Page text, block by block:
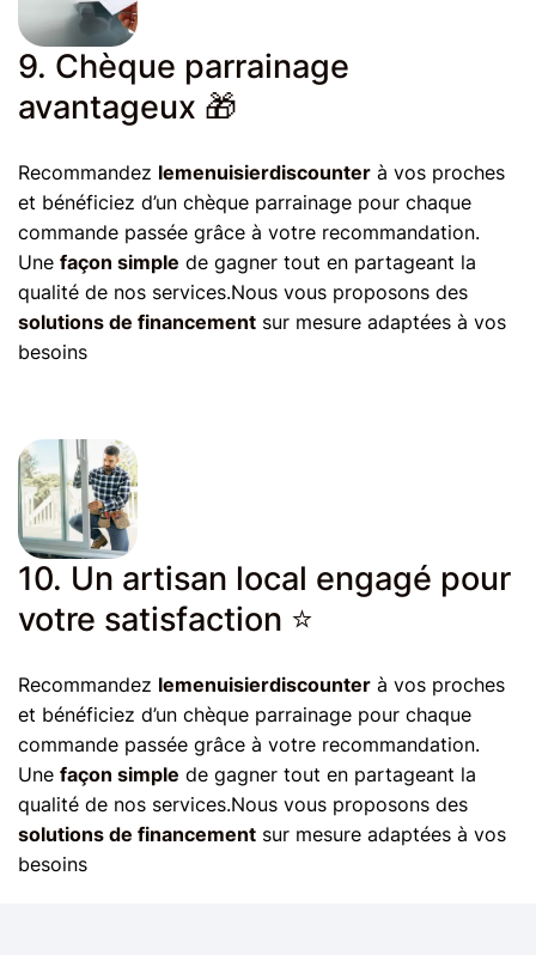
9. Chèque parrainage
avantageux 🎁
Recommandez lemenuisierdiscounter à vos proches
et bénéficiez d’un chèque parrainage pour chaque
commande passée grâce à votre recommandation.
Une façon simple de gagner tout en partageant la
qualité de nos services.Nous vous proposons des
solutions de financement sur mesure adaptées à vos
besoins
10. Un artisan local engagé pour
votre satisfaction ⭐️
Recommandez lemenuisierdiscounter à vos proches
et bénéficiez d’un chèque parrainage pour chaque
commande passée grâce à votre recommandation.
Une façon simple de gagner tout en partageant la
qualité de nos services.Nous vous proposons des
solutions de financement sur mesure adaptées à vos
besoins